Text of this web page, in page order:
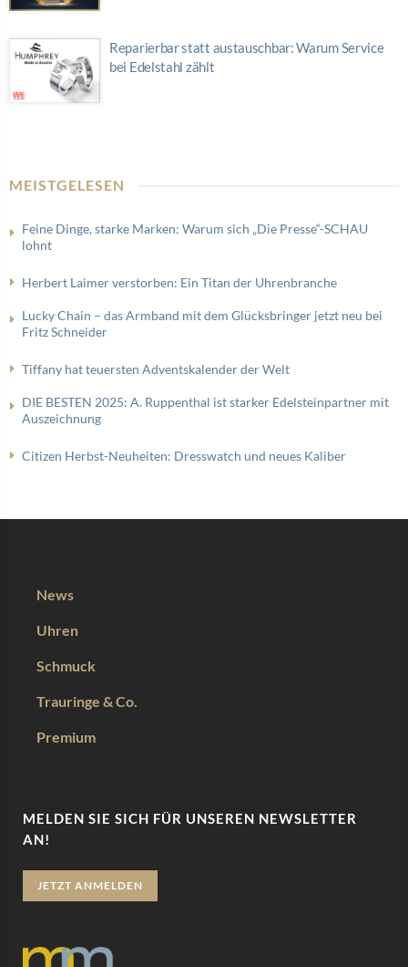
Reparierbar statt austauschbar: Warum Service
bei Edelstahl zählt
MEISTGELESEN
Feine Dinge, starke Marken: Warum sich „Die Presse“-SCHAU
lohnt
Herbert Laimer verstorben: Ein Titan der Uhrenbranche
Lucky Chain – das Armband mit dem Glücksbringer jetzt neu bei
Fritz Schneider
Tiffany hat teuersten Adventskalender der Welt
DIE BESTEN 2025: A. Ruppenthal ist starker Edelsteinpartner mit
Auszeichnung
Citizen Herbst-Neuheiten: Dresswatch und neues Kaliber
News
Uhren
Schmuck
Trauringe & Co.
Premium
MELDEN SIE SICH FÜR UNSEREN NEWSLETTER
AN!
JETZT ANMELDEN